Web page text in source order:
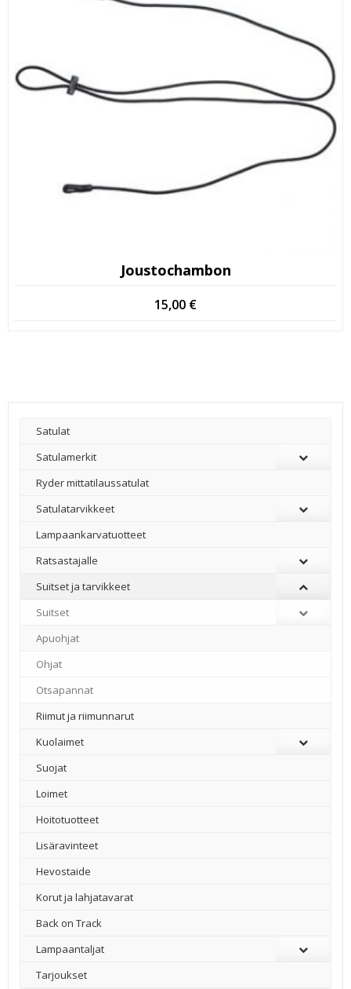
Joustochambon
15,00 €
Satulat
Satulamerkit
Ryder mittatilaussatulat
Satulatarvikkeet
–
Lampaankarvatuotteet
Ratsastajalle
Suitset ja tarvikkeet
Suitset
Apuohjat
Ohjat
Otsapannat
Riimut ja riimunnarut
Kuolaimet
Suojat
Loimet
Hoitotuotteet
Lisäravinteet
Hevostaide
Korut ja lahjatavarat
Back on Track
Lampaantaljat
Tarjoukset